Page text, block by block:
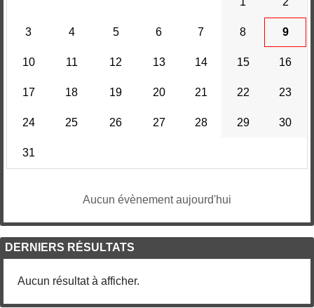
3 4 5 6 7 8 9
10 11 12 13 14 15 16
17 18 19 20 21 22 23
24 25 26 27 28 29 30
31
Aucun évènement aujourd'hui
DERNIERS RÉSULTATS
Aucun résultat à afficher.